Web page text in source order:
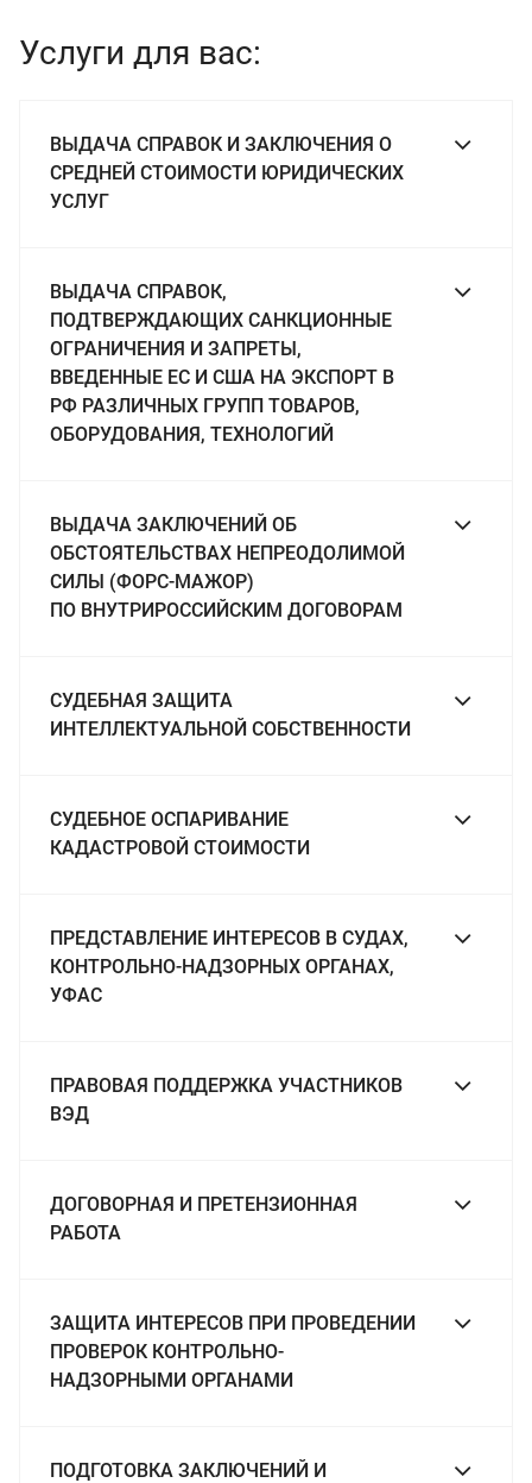
Услуги для вас:
ВЫДАЧА СПРАВОК И ЗАКЛЮЧЕНИЯ О
СРЕДНЕЙ СТОИМОСТИ ЮРИДИЧЕСКИХ
УСЛУГ
ВЫДАЧА СПРАВОК,
ПОДТВЕРЖДАЮЩИХ САНКЦИОННЫЕ
ОГРАНИЧЕНИЯ И ЗАПРЕТЫ,
ВВЕДЕННЫЕ ЕС И США НА ЭКСПОРТ В
РФ РАЗЛИЧНЫХ ГРУПП ТОВАРОВ,
ОБОРУДОВАНИЯ, ТЕХНОЛОГИЙ
ВЫДАЧА ЗАКЛЮЧЕНИЙ ОБ
ОБСТОЯТЕЛЬСТВАХ НЕПРЕОДОЛИМОЙ
СИЛЫ (ФОРС-МАЖОР)
ПО ВНУТРИРОССИЙСКИМ ДОГОВОРАМ
СУДЕБНАЯ ЗАЩИТА
ИНТЕЛЛЕКТУАЛЬНОЙ СОБСТВЕННОСТИ
СУДЕБНОЕ ОСПАРИВАНИЕ
КАДАСТРОВОЙ СТОИМОСТИ
ПРЕДСТАВЛЕНИЕ ИНТЕРЕСОВ В СУДАХ,
КОНТРОЛЬНО-НАДЗОРНЫХ ОРГАНАХ,
УФАС
ПРАВОВАЯ ПОДДЕРЖКА УЧАСТНИКОВ
ВЭД
ДОГОВОРНАЯ И ПРЕТЕНЗИОННАЯ
РАБОТА
ЗАЩИТА ИНТЕРЕСОВ ПРИ ПРОВЕДЕНИИ
ПРОВЕРОК КОНТРОЛЬНО-
НАДЗОРНЫМИ ОРГАНАМИ
ПОДГОТОВКА ЗАКЛЮЧЕНИЙ И